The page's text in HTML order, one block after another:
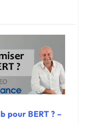
pour BERT ? –